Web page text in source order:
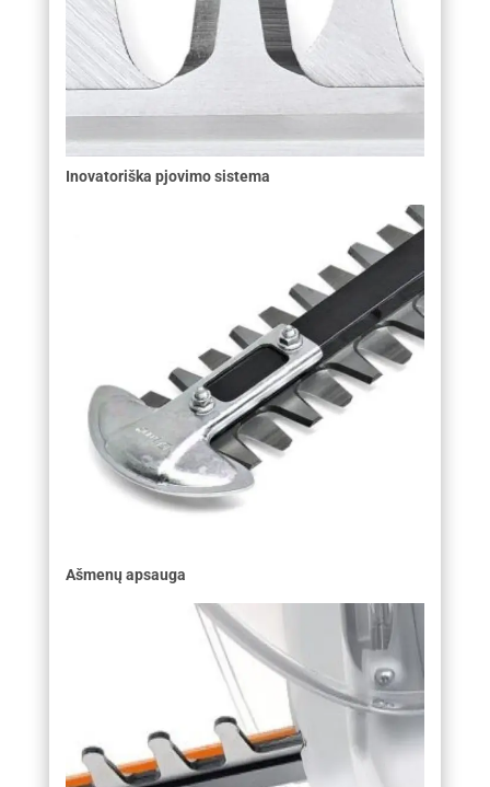
Inovatoriška pjovimo sistema
Ašmenų apsauga